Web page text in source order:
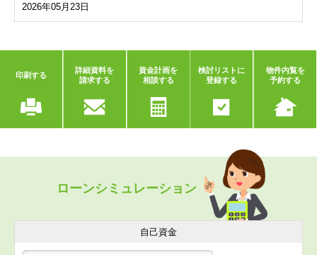
2026年05月23日
印刷する
詳細資料を
請求する
資金計画を
相談する
検討リストに
登録する
物件内覧を
予約する
ローンシミュレーション
自己資金